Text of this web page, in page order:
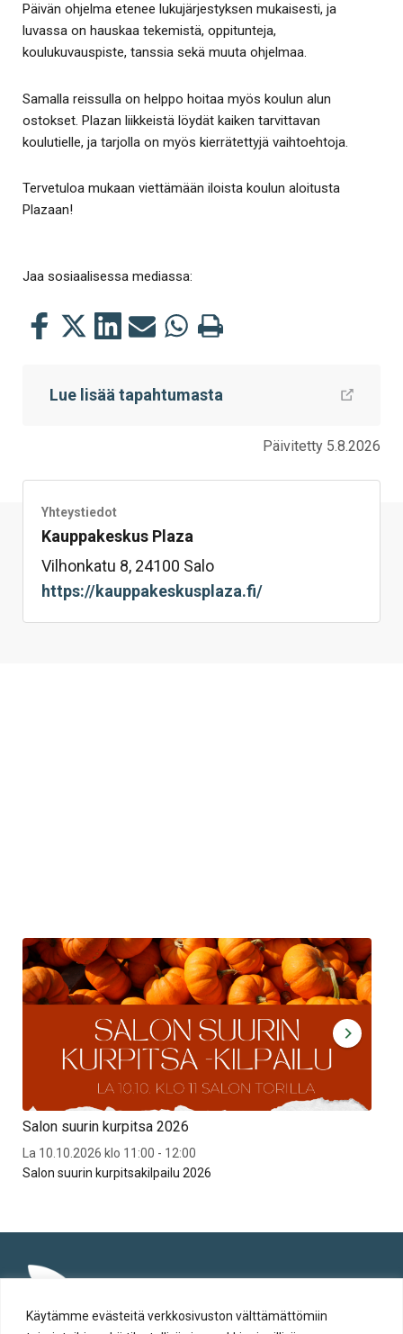
Käytämme evästeitä verkkosivuston välttämättömiin
Päivän ohjelma etenee lukujärjestyksen mukaisesti, ja
luvassa on hauskaa tekemistä, oppitunteja,
koulukuvauspiste, tanssia sekä muuta ohjelmaa.
Samalla reissulla on helppo hoitaa myös koulun alun
ostokset. Plazan liikkeistä löydät kaiken tarvittavan
koulutielle, ja tarjolla on myös kierrätettyjä vaihtoehtoja.
Tervetuloa mukaan viettämään iloista koulun aloitusta
Plazaan!
Jaa sosiaalisessa mediassa:
Jaa
Jaa
Jaa Jaa Jaa Tulosta
Lue lisää tapahtumasta
Päivitetty 5.8.2026
Yhteystiedot
Kauppakeskus Plaza
Vilhonkatu 8, 24100 Salo
https://kauppakeskusplaza.fi/
Salon suurin kurpitsa 2026
La 10.10.2026 klo 11:00 - 12:00
Salon suurin kurpitsakilpailu 2026